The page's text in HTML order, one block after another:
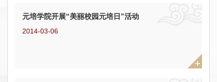
元培学院开展“美丽校园元培日”活动
2014-03-06